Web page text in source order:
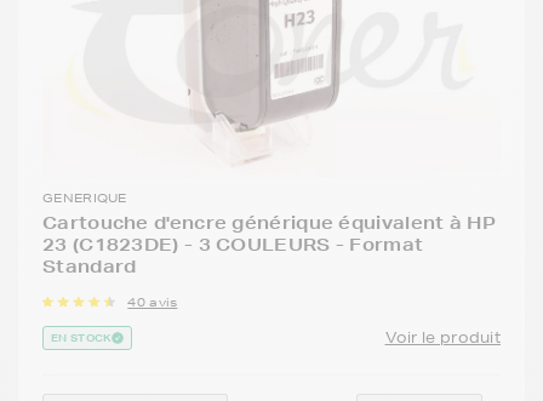
GENERIQUE
Cartouche d'encre générique équivalent à HP
23 (C1823DE) - 3 COULEURS - Format
Standard
40 avis
EN STOCK Voir le produit